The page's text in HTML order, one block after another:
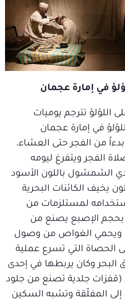
في إمارة عجمان
اللؤلؤ تترجم يوميات
في إمارة عجمان
من الفجر حتى العشاء،
الفجر ويتفرغ ليومه
الشمشول باللون الأسود
يخيف الكائنات البحرية
لمستلزمات من
الإصبع يصنع من
ويحمي الغواص من وصول
الحصاة التي تسرع عملية
البحر وكان يربطها في إحدى
(قفزات جلدية تصنع من جلود
إلى المفلّقة وتشبه السكين